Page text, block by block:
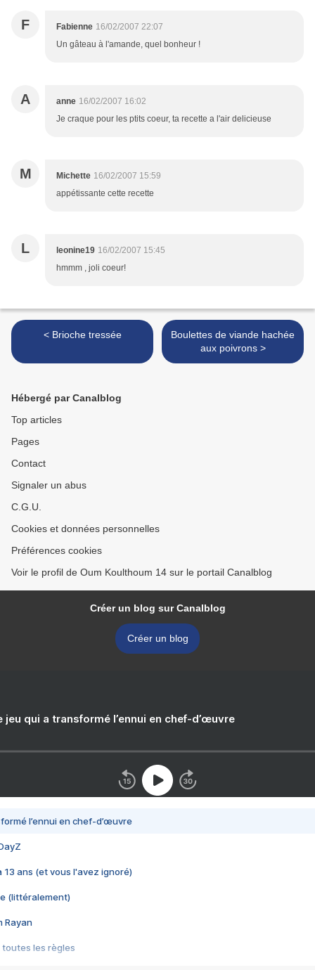
F Fabienne 16/02/2007 22:07
Un gâteau à l'amande, quel bonheur !
A anne 16/02/2007 16:02
Je craque pour les ptits coeur, ta recette a l'air delicieuse
M Michette 16/02/2007 15:59
appétissante cette recette
L leonine19 16/02/2007 15:45
hmmm , joli coeur!
< Brioche tressée
Boulettes de viande hachée
aux poivrons >
Hébergé par Canalblog
Top articles
Pages
Contact
Signaler un abus
C.G.U.
Cookies et données personnelles
Préférences cookies
Voir le profil de Oum Koulthoum 14 sur le portail Canalblog
Créer un blog sur Canalblog
Créer un blog
jeu qui a transformé l’ennui en chef-d’œuvre
l’ennui en chef-d’œuvre
13 ans (et vous l'avez ignoré)
(littéralement)
Rayan
toutes les règles